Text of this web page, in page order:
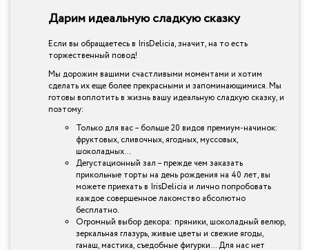
Дарим идеальную сладкую сказку
Если вы обращаетесь в IrisDelicia, значит, на то есть
торжественный повод!
Мы дорожим вашими счастливыми моментами и хотим
сделать их еще более прекрасными и запоминающимися. Мы
готовы воплотить в жизнь вашу идеальную сладкую сказку, и
поэтому:
Только для вас – больше 20 видов премиум-начинок:
фруктовых, сливочных, ягодных, муссовых,
шоколадных…
Дегустационный зал – прежде чем заказать
прикольные торты на день рождения на 40 лет, вы
можете приехать в IrisDelicia и лично попробовать
каждое совершенное лакомство абсолютно
бесплатно.
Огромный выбор декора: пряники, шоколадный велюр,
зеркальная глазурь, живые цветы и свежие ягоды,
ганаш, мастика, съедобные фигурки… Для нас нет